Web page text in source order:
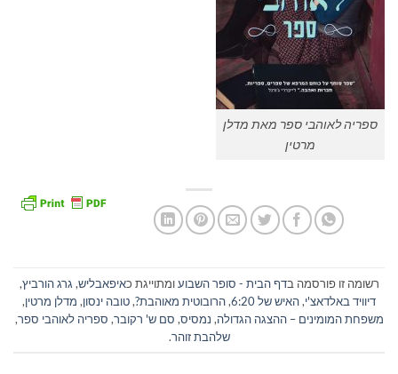
ספריה לאוהבי ספר מאת מדלן
מרטין
רשומה זו פורסמה בדף הבית - סופר השבועומתוייגת כאיפאבליש, גרג הורביץ,
דיוויד באלדאצ'י,האיש של 6:20 ,הרובוטית מאוהבת?,טובה ינסון, מדלן מרטין,
משפחת המומינים – ההצגה הגדולה, נמסיס, סם ש' רקובר, ספריה לאוהבי ספר,
שלהבת זוהר.